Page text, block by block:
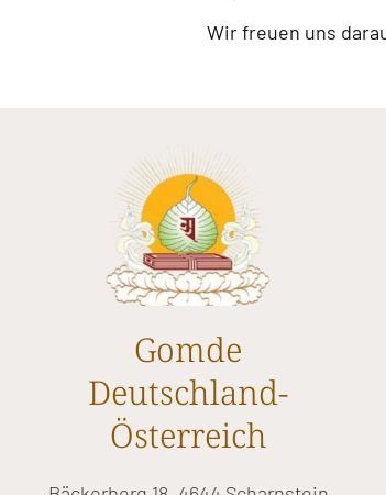
Wir freuen uns
Gomde
Deutschland-
Österreich